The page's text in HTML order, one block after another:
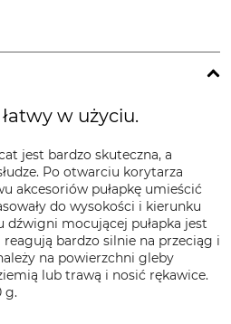
w użyciu.
jest bardzo skuteczna, a
Po otwarciu korytarza
akcesoriów pułapkę umieścić
do wysokości i kierunku
dźwigni mocującej pułapka jest
bardzo silnie na przeciąg i
na powierzchni gleby
lub trawą i nosić rękawice.
g.